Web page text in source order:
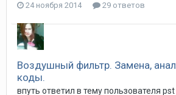
24 ноября 2014 29 ответов
Воздушный фильтр. Замена,
коды.
впуть ответил в тему пользователя pst